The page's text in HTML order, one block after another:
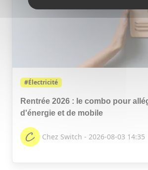
#Électricité
Rentrée 2026 : le combo pour
d'énergie et de mobile
Chez Switch - 2026-08-03 14:35